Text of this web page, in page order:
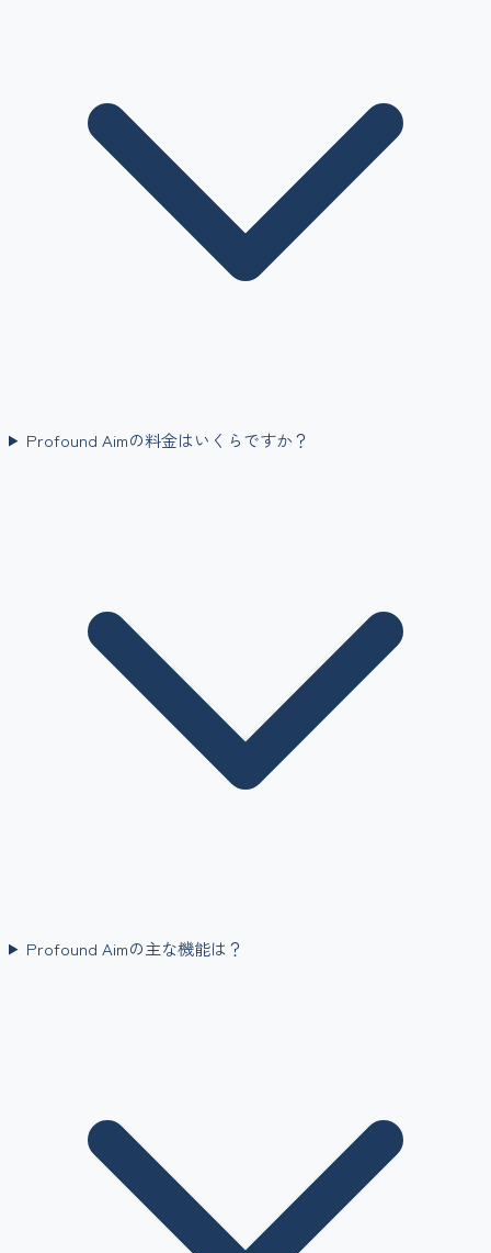
Profound Aimの料金はいくらですか？
Profound Aimの主な機能は？